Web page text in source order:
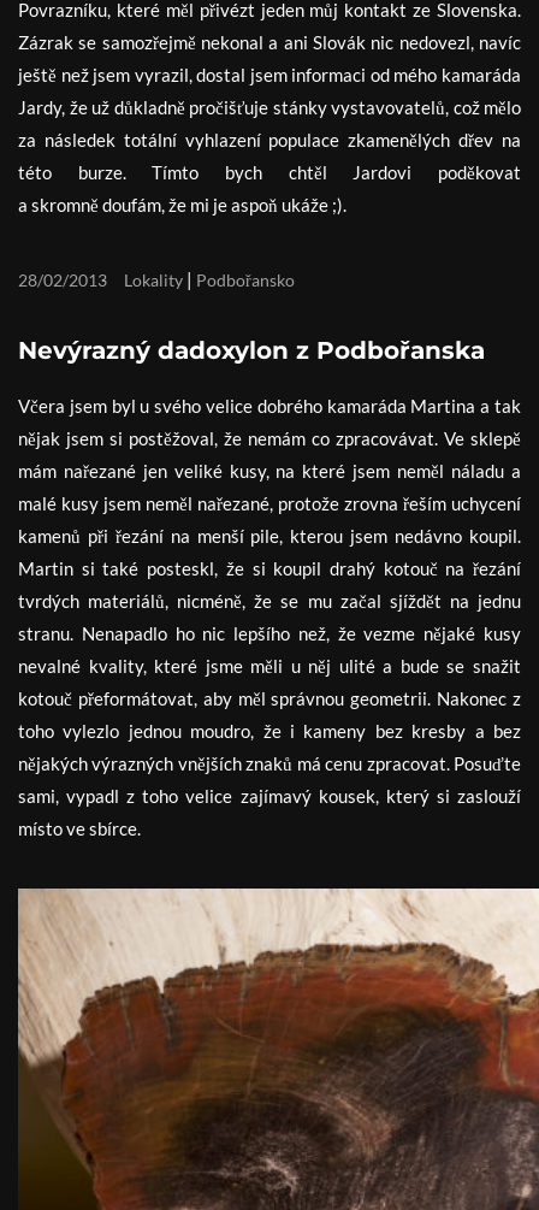
Povrazníku, které měl přivézt jeden můj kontakt ze Slovenska.
Zázrak se samozřejmě nekonal a ani Slovák nic nedovezl, navíc
ještě než jsem vyrazil, dostal jsem informaci od mého kamaráda
Jardy, že už důkladně pročišťuje stánky vystavovatelů, což mělo
za následek totální vyhlazení populace zkamenělých dřev na
této burze. Tímto bych chtěl Jardovi poděkovat
a skromně doufám, že mi je aspoň ukáže ;).
28/02/2013 Lokality | Podbořansko
Nevýrazný dadoxylon z Podbořanska
Včera jsem byl u svého velice dobrého kamaráda Martina a tak
nějak jsem si postěžoval, že nemám co zpracovávat. Ve sklepě
mám nařezané jen veliké kusy, na které jsem neměl náladu a
malé kusy jsem neměl nařezané, protože zrovna řeším uchycení
kamenů při řezání na menší pile, kterou jsem nedávno koupil.
Martin si také posteskl, že si koupil drahý kotouč na řezání
tvrdých materiálů, nicméně, že se mu začal sjíždět na jednu
stranu. Nenapadlo ho nic lepšího než, že vezme nějaké kusy
nevalné kvality, které jsme měli u něj ulité a bude se snažit
kotouč přeformátovat, aby měl správnou geometrii. Nakonec z
toho vylezlo jednou moudro, že i kameny bez kresby a bez
nějakých výrazných vnějších znaků má cenu zpracovat. Posuďte
sami, vypadl z toho velice zajímavý kousek, který si zaslouží
místo ve sbírce.